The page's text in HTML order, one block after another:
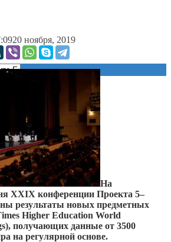
20 ноября, 2019
На
XXIX конференции Проекта 5–
результаты новых предметных
Higher Education World
получающих данные от 3500
на регулярной основе.